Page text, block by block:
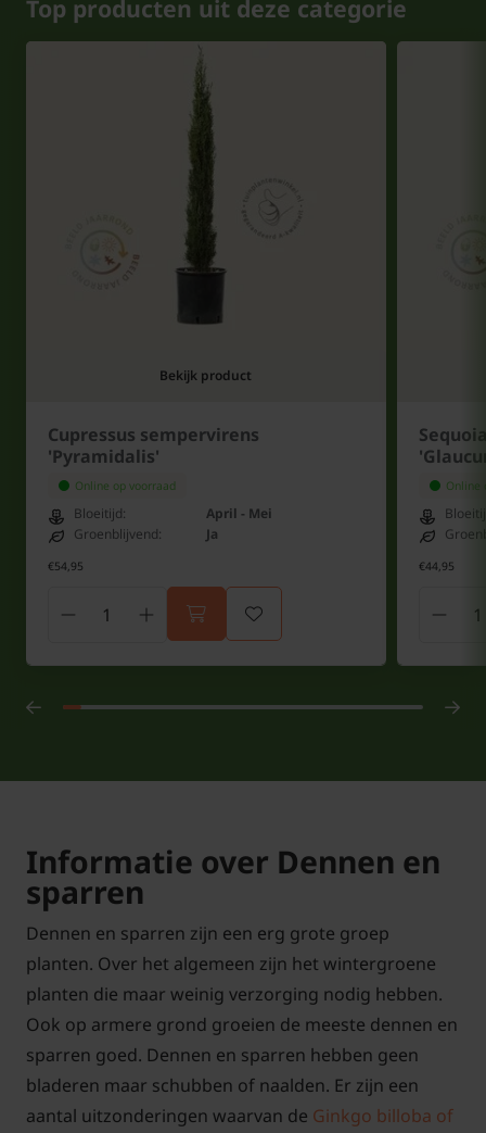
Top producten uit deze categorie
Bekijk product
Cupressus sempervirens
'Pyramidalis'
Online op voorraad
Bloeitijd:
April - Mei
Groenblijvend:
Ja
€54,95
Online
€44,95
Informatie over Dennen en
sparren
Dennen en sparren zijn een erg grote groep
planten. Over het algemeen zijn het wintergroene
planten die maar weinig verzorging nodig hebben.
Ook op armere grond groeien de meeste dennen en
sparren goed. Dennen en sparren hebben geen
bladeren maar schubben of naalden. Er zijn een
aantal uitzonderingen waarvan de Ginkgo billoba of